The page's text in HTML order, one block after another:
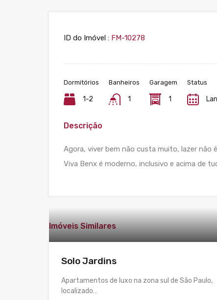
ID do Imóvel : FM-10278
Dormitórios
1-2
Banheiros
1
Garagem
1
Status
Descrição
Agora, viver bem não custa muito, lazer não
Viva Benx é moderno, inclusivo e acima de
Imóveis Similares
Solo Jardins
Apartamentos de luxo na zona sul de São Paulo,
localizado…